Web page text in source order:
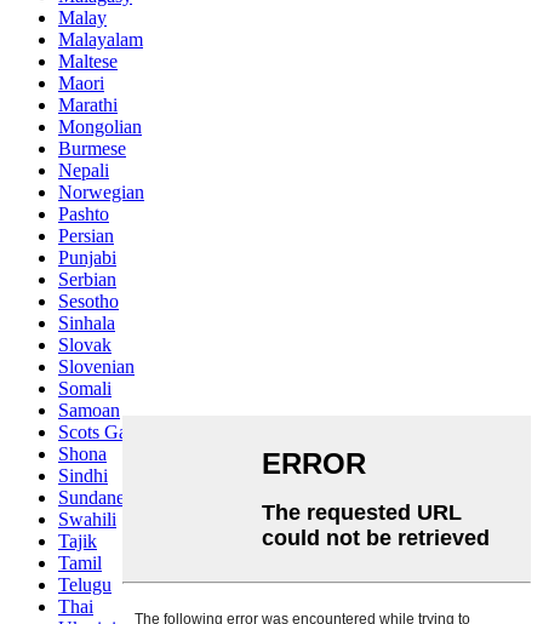
Malay
Malayalam
Maltese
Maori
Marathi
Mongolian
Burmese
Nepali
Norwegian
Pashto
Persian
Punjabi
Serbian
Sesotho
Sinhala
Slovak
Slovenian
Somali
Samoan
Scots Gaelic
Shona
Sindhi
Sundanese
Swahili
Tajik
Tamil
Telugu
Thai